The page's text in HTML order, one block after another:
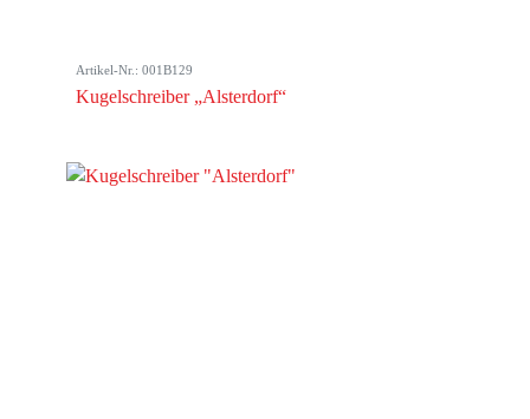
Artikel-Nr.: 001B129
Kugelschreiber „Alsterdorf“